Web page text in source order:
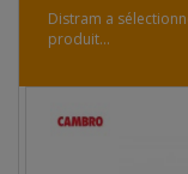
Distram a
produit...